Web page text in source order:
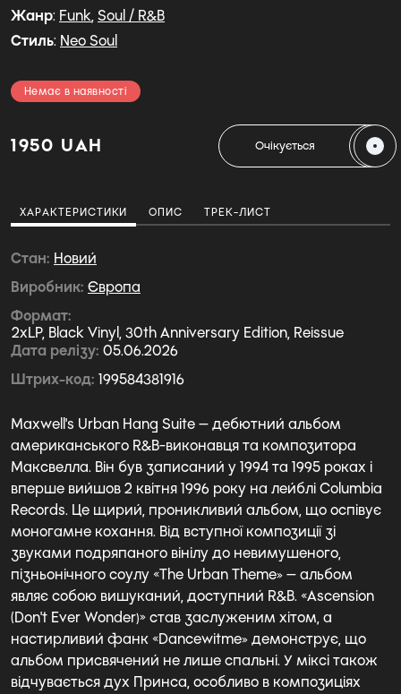
Жанр: Funk, Soul / R&B
Стиль: Neo Soul
Немає в наявності
1950 UAH Очікується
ХАРАКТЕРИСТИКИ ОПИС ТРЕК-ЛИСТ
Стан Новий
Виробник Європа
Формат
2xLP, Black Vinyl, 30th Anniversary Edition, Reissue
Дата релізу 05.06.2026
Штрих-код 199584381916
Maxwell's Urban Hang Suite — дебютний альбом
американського R&B-виконавця та композитора
Максвелла. Він був записаний у 1994 та 1995 роках і
вперше вийшов 2 квітня 1996 року на лейблі Columbia
Records. Це щирий, проникливий альбом, що оспівує
моногамне кохання. Від вступної композиції зі
звуками подряпаного вінілу до невимушеного,
пізньонічного соулу «The Urban Theme» — альбом
являє собою вишуканий, доступний R&B. «Ascension
(Don't Ever Wonder)» став заслуженим хітом, а
настирливий фанк «Dancewitme» демонструє, що
альбом присвячений не лише спальні. У міксі також
відчувається дух Принса, особливо в композиціях